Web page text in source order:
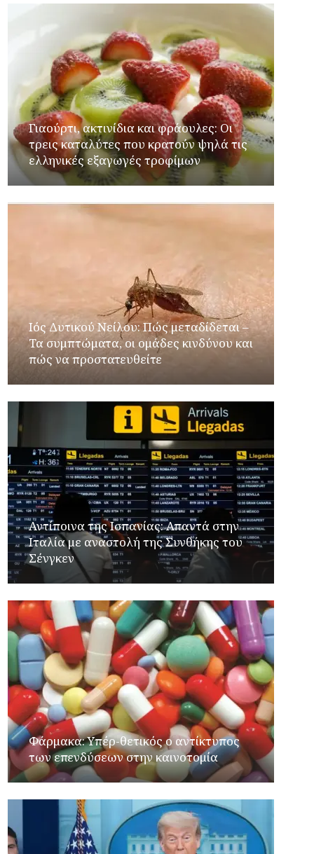
Γιαούρτι, ακτινίδια και φράουλες: Οι
τρεις καταλύτες που κρατούν ψηλά τις
ελληνικές εξαγωγές τροφίμων
Ιός Δυτικού Νείλου: Πώς μεταδίδεται –
Τα συμπτώματα, οι ομάδες κινδύνου και
πώς να προστατευθείτε
Αντίποινα της Ισπανίας: Απαντά στην
Ιταλία με αναστολή της Συνθήκης του
Σένγκεν
Φάρμακα: Υπέρ-θετικός ο αντίκτυπος
των επενδύσεων στην καινοτομία